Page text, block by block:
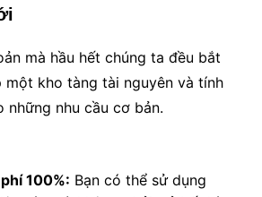
mà hầu hết chúng ta đều bắt
một kho tàng tài nguyên và tính
những nhu cầu cơ bản.
100%: Bạn có thể sử dụng